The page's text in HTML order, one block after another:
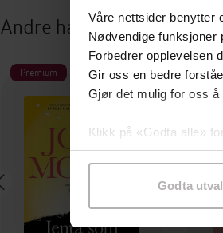
Våre nettsider benytter
Nødvendige funksjoner
Forbedrer opplevelsen
Gir oss en bedre
Gjør det mulig for oss
Klikk på «Godta alle»
samtykke til spesifikke
Godta
Andre har også kjøpt
Premium